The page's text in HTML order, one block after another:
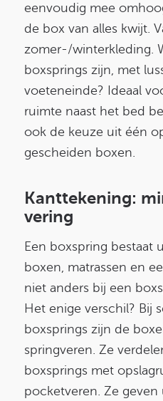
eenvoudig mee
de box van alles kwijt.
zomer-/winterkleding.
boxsprings zijn, met
voeteneinde? Ideaal
ruimte naast het bed
ook de keuze uit één
gescheiden boxen.
Kanttekening:
vering
Een boxspring bestaat
boxen, matrassen en
niet anders bij een
Het enige verschil? Bij
boxsprings zijn de
springveren. Ze
boxsprings met
pocketveren. Ze